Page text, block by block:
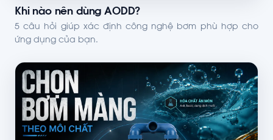
Khi nào nên dùng AODD?
5 câu hỏi giúp xác định công nghệ bơm phù hợp cho
ứng dụng của bạn.